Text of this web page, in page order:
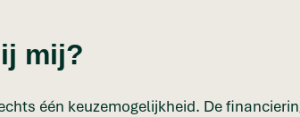
mij?
één keuzemogelijkheid. De